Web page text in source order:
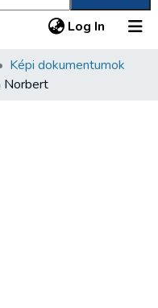
Log In (current)
Képi dokumentumok
Norbert